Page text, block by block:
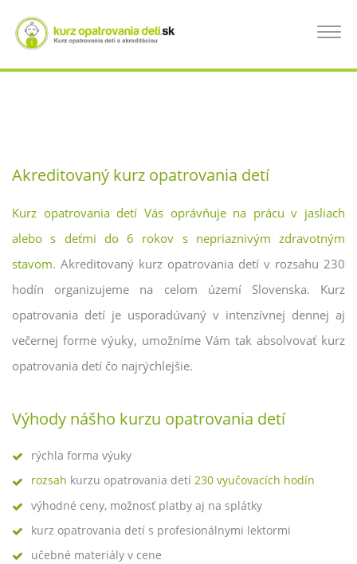
hlavný
obsah
Toggle
KURZ OPATROVANIA DETÍ SENEC, KURZ
PRE OPATROVATEĽKÝ DETÍ
Akreditovaný kurz opatrovania detí
Kurz opatrovania detí Vás oprávňuje na prácu v jasliach
alebo s deťmi do 6 rokov s nepriaznivým zdravotným
stavom. Akreditovaný kurz opatrovania detí v rozsahu 230
hodín organizujeme na celom území Slovenska. Kurz
opatrovania detí je usporadúvaný v intenzívnej dennej aj
večernej forme výuky, umožníme Vám tak absolvovať kurz
opatrovania detí čo najrýchlejšie.
Výhody nášho kurzu opatrovania detí
rýchla forma výuky
rozsah kurzu opatrovania detí 230 vyučovacích hodín
výhodné ceny, možnosť platby aj na splátky
kurz opatrovania detí s profesionálnymi lektormi
učebné materiály v cene